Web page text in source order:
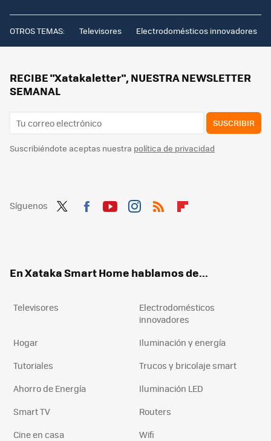
OTROS TEMAS: Televisores Electrodomésticos innovadores
RECIBE "Xatakaletter", NUESTRA NEWSLETTER
SEMANAL
SUSCRIBIR
Suscribiéndote aceptas nuestra política de privacidad
Síguenos
En Xataka Smart Home hablamos de...
Televisores
Electrodomésticos
innovadores
Hogar
Iluminación y energía
Tutoriales
Trucos y bricolaje smart
Ahorro de Energía
Iluminación LED
Smart TV
Routers
Cine en casa
Wifi